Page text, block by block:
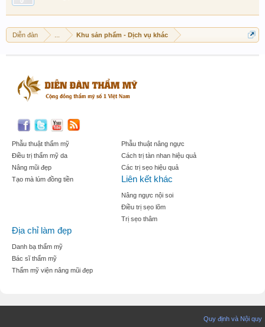
Diễn đàn Khu sản phẩm - Dịch vụ khác
Phẫu thuật thẩm mỹ
Điều trị thẩm mỹ da
Nâng mũi đẹp
Tạo mà lúm đồng tiền
Phẫu thuật nâng ngực
Cách trị tàn nhan hiệu quả
Các trị sẹo hiệu quả
Liên kết khác
Nâng ngực nội soi
Điều trị sẹo lõm
Trị sẹo thâm
Địa chỉ làm đẹp
Danh bạ thẩm mỹ
Bác sĩ thẩm mỹ
Thẩm mỹ viện nâng mũi đẹp
Quy định và Nội quy